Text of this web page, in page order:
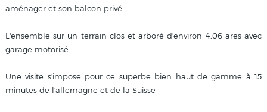
aménager et son balcon privé.
L'ensemble sur un terrain clos et arboré d'environ 4,06 ares avec
garage motorisé.
Une visite s'impose pour ce superbe bien haut de gamme à 15
minutes de l'allemagne et de la Suisse